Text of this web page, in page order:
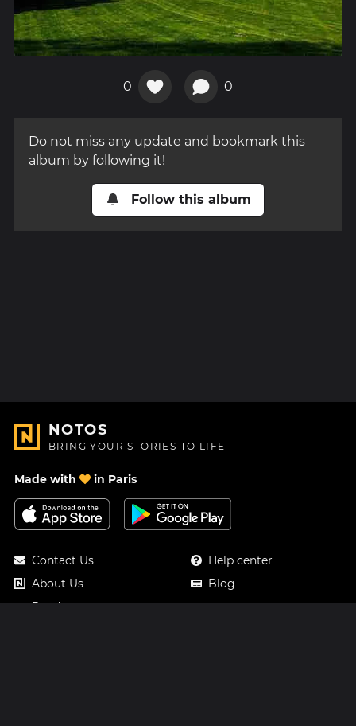
0 0
Do not miss any update and bookmark this
album by following it!
Follow this album
NOTOS
BRING YOUR STORIES TO LIFE
Made with in Paris
Contact Us
About Us
Roadmap
Help center
Blog